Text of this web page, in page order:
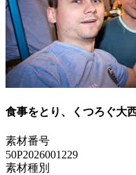
食事をとり、くつろぐ大
素材番号
50P2026001229
素材種別